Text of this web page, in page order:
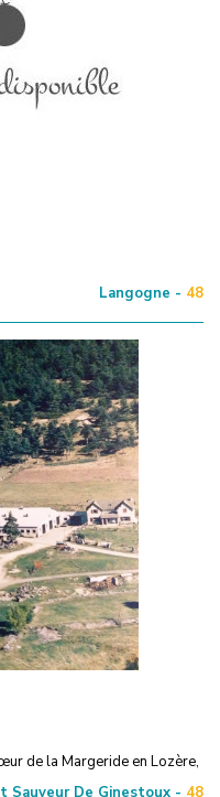
Langogne - 48
de la Margeride en Lozère,
Sauveur De Ginestoux - 48